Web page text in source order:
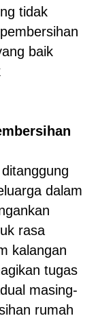
tidak
baik
dalam
rasa
kalangan
tugas
masing-
rumah